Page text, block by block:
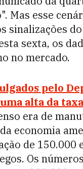
Mas esse
sinalizações
sexta, os
no mercado.
pelo
alta da
era de
economia
de
Os